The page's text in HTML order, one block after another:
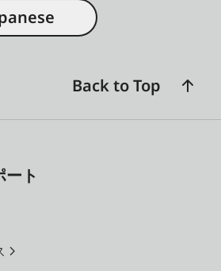
Back to Top
ト